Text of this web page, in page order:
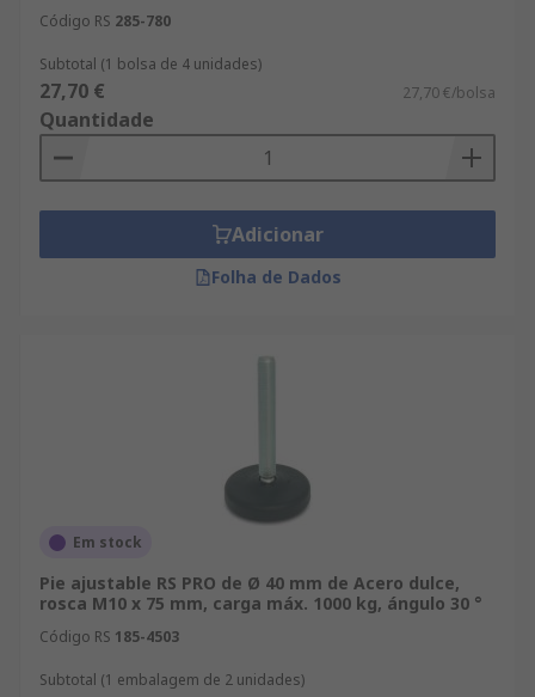
Código RS 285-780
Subtotal (1 bolsa de 4 unidades)
27,70 € 27,70 €/bolsa
Quantidade
Adicionar
Folha de Dados
Em stock
Pie ajustable RS PRO de Ø 40 mm de Acero dulce,
rosca M10 x 75 mm, carga máx. 1000 kg, ángulo 30 °
Código RS 185-4503
Subtotal (1 embalagem de 2 unidades)